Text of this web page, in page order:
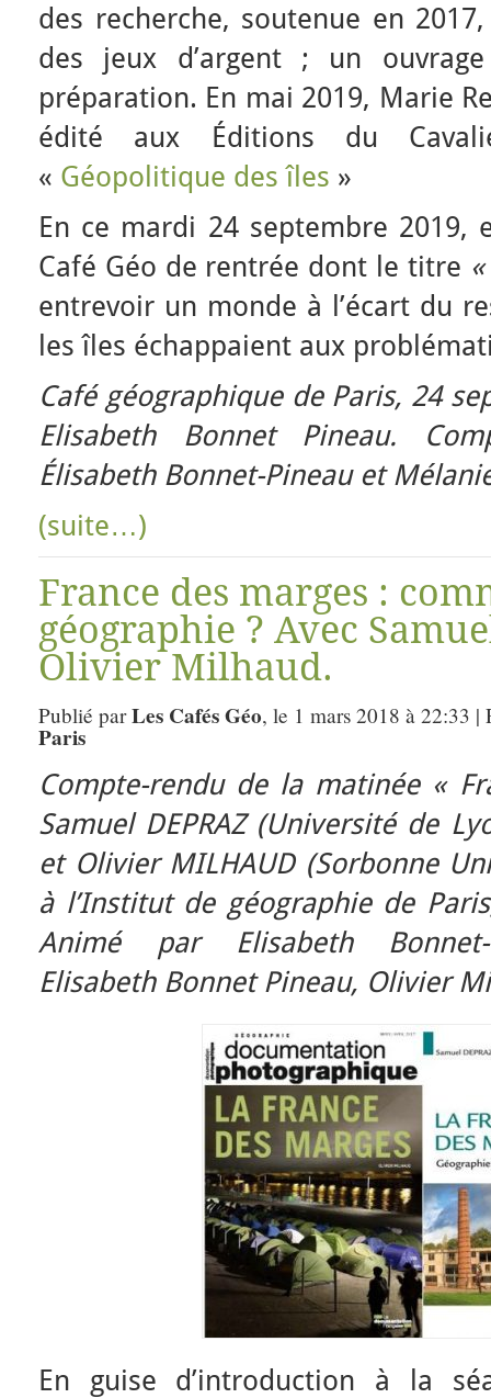
des recherche, soutenue en
des jeux d’argent ; un
préparation. En mai 2019, Marie
édité aux Éditions du
« Géopolitique des îles »
En ce mardi 24 septembre 2019,
Café Géo de rentrée dont le titre
entrevoir un monde à l’écart du
les îles échappaient aux
Café géographique de Paris, 24
Elisabeth Bonnet Pineau.
Élisabeth Bonnet-Pineau et
(suite…)
France des marges :
géographie ? Avec
Olivier Milhaud.
Publié parLes Cafés Géo, le 1 mars 2018 à 22:33
Paris
Compte-rendu de la matinée «
Samuel DEPRAZ (Université de
et Olivier MILHAUD (Sorbonne
à l’Institut de géographie de
Animé par Elisabeth Bonnet-
Elisabeth Bonnet Pineau, Olivier
En guise d’introduction à la